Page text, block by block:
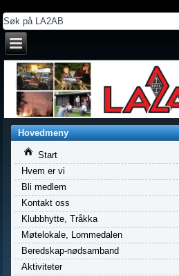
Hovedmeny
Start
Hvem er vi
Bli medlem
Kontakt oss
Klubbhytte, Tråkka
Møtelokale, Lommedalen
Beredskap-nødsamband
Aktiviteter